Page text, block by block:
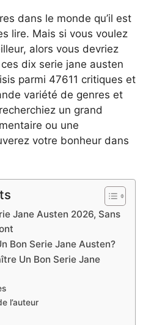
dans le monde qu’il est
lire. Mais si vous voulez
alors vous devriez
dix serie jane austen
parmi 47611 critiques et
variété de genres et
un grand
ou une
votre bonheur dans
Jane Austen 2026, Sans
Bon Serie Jane Austen?
Un Bon Serie Jane
l’auteur